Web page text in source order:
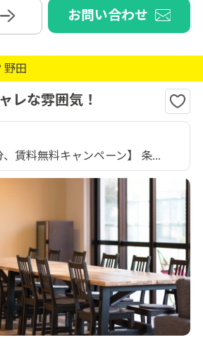
お問い合わせ
野田
レな雰囲気！
、賃料無料キャンペーン】 条...